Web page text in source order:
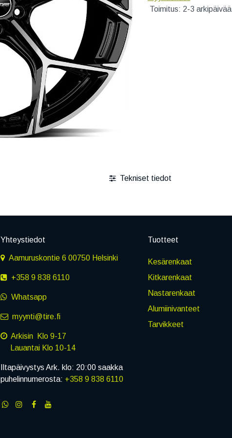
Toimitus: 2-3 arkipäivää
Tekniset tiedot
Yhteystiedot
Aamuruskontie 6 00750 Helsinki
+358 9 838 6110
Whatsapp
myynti@tire.fi
Arkisin Klo 9-17
Lauantai Klo 10-14
Iltapäivystys Ark. klo: 20:00 saakka
puhelinnumerosta: +358 9 838 6110
Tuotteet
Kesärenkaat
Kitkarenkaat
Nastarenkaat
Alumiinivanteet
Tarvikkeet